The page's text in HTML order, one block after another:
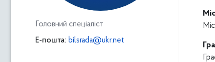
Головний спеціаліст
E-пошта: bilsrada@ukr.net